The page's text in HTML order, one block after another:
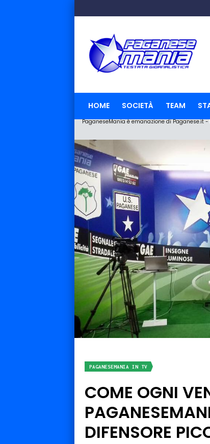
HOME SOCIETÀ TEAM
PaganeseMania è emanazione di Paganese.it -
PAGANESEMANIA IN TV
COME OGNI
DIFENSORE